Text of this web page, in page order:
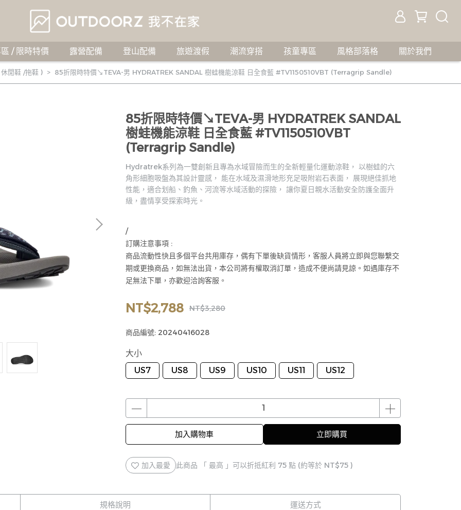
/ 限時特價 露營配備 登山配備 旅遊渡假 潮流穿搭 孩童專區 風格部落格 關於我們
閒鞋 /拖鞋 ) 85折限時特價↘TEVA-男 HYDRATREK SANDAL 樹蛙機能涼鞋 日全食藍 #TV1150510VBT (Terragrip Sandle)
85折限時特價↘TEVA-男 HYDRATREK SANDAL
樹蛙機能涼鞋 日全食藍 #TV1150510VBT
(Terragrip Sandle)
Hydratrek系列為一雙創新且專為水域冒險而生的全新輕量化運動涼鞋， 以樹蛙的六
角形細胞吸盤為其設計靈感， 能在水域及濕滑地形充足吸附岩石表面， 展現絕佳抓地
性能，適合划船、釣魚、河流等水域活動的探險， 讓你夏日親水活動安全防護全面升
級，盡情享受探索時光。
/
訂購注意事項 :
商品流動性快且多個平台共用庫存，偶有下單後缺貨情形，客服人員將立即與您聯繫交
期或更換商品，如無法出貨，本公司將有權取消訂單，造成不便尚請見諒。如遇庫存不
足無法下單，亦歡迎洽詢客服。
NT$2,788 NT$3,280
商品編號: 20240416028
大小
US7
US8 US9 US10 US11 US12
加入購物車 立即購買
加入最愛 此商品 「 最高 」可以折抵紅利 75 點 (約等於 NT$75 )
規格說明 運送方式